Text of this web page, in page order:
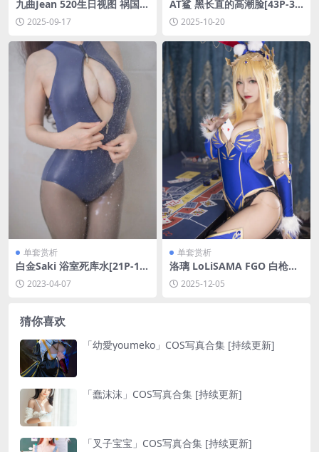
九曲Jean 520生日视图 祸国妖
妃 [50P5V-911M]
2025-09-17
AT鲨 黑长直的高潮脸[43P-3V
-10.3M]
2025-10-20
单套赏析
白金Saki 浴室死库水[21P-13
2MB]2023-04-07
单套赏析
洛璃 LoLiSAMA FGO 白枪呆
兔女郎[57P-929.1M]
2025-12-05
猜你喜欢
「幼愛youmeko」COS写真合集 [持续更新]
「蠢沫沫」COS写真合集 [持续更新]
「叉子宝宝」COS写真合集 [持续更新]